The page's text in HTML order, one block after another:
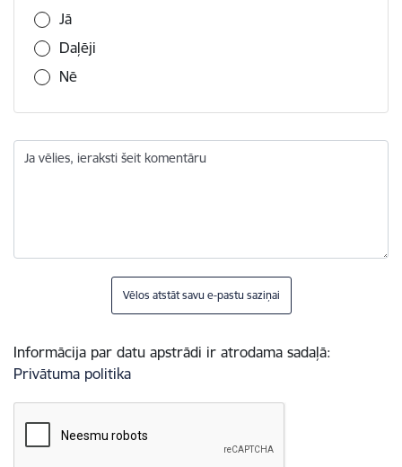
Jā
Daļēji
Nē
Ja vēlies, ieraksti šeit komentāru
Vēlos atstāt savu e-pastu saziņai
Informācija par datu apstrādi ir atrodama sadaļā:
Privātuma politika